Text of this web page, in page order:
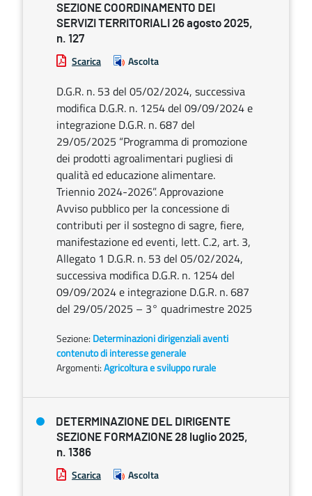
SEZIONE COORDINAMENTO DEI
SERVIZI TERRITORIALI 26 agosto 2025,
n. 127
Scarica Ascolta
D.G.R. n. 53 del 05/02/2024, successiva
modifica D.G.R. n. 1254 del 09/09/2024 e
integrazione D.G.R. n. 687 del
29/05/2025 “Programma di promozione
dei prodotti agroalimentari pugliesi di
qualità ed educazione alimentare.
Triennio 2024-2026”. Approvazione
Avviso pubblico per la concessione di
contributi per il sostegno di sagre, fiere,
manifestazione ed eventi, lett. C.2, art. 3,
Allegato 1 D.G.R. n. 53 del 05/02/2024,
successiva modifica D.G.R. n. 1254 del
09/09/2024 e integrazione D.G.R. n. 687
del 29/05/2025 – 3° quadrimestre 2025
Sezione: Determinazioni dirigenziali aventi
contenuto di interesse generale
Argomenti:Agricoltura e sviluppo rurale
DETERMINAZIONE DEL DIRIGENTE
SEZIONE FORMAZIONE 28 luglio 2025,
n. 1386
Scarica Ascolta